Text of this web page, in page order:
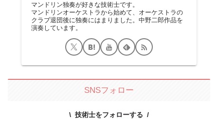
マンドリン独奏が好きな技術士です。
マンドリンオーケストラから始めて、オーケストラの
クラブ退団後に独奏にはまりました。中野二郎作品を
演奏しています。
SNSフォロー
技術士をフォローする